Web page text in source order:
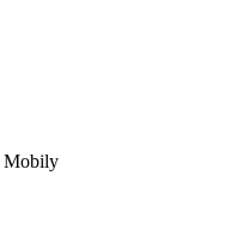
Mobily